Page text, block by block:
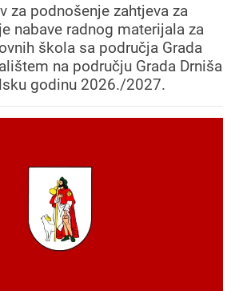
za podnošenje zahtjeva za
nabave radnog materijala za
škola sa područja Grada
na području Grada Drniša
godinu 2026./2027.